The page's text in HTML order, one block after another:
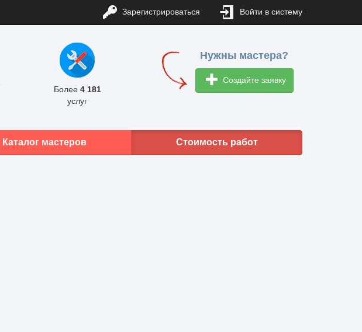
Зарегистрироваться Войти в систему
Более 4 181
услуг
Нужны мастера?
Создайте заявку
Каталог мастеров Стоимость работ